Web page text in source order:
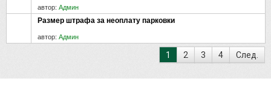
автор: Админ
Размер штрафа за неоплату парковки
автор: Админ
1 2 3 4 След.